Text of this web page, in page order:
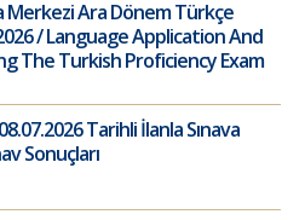
Merkezi Ara Dönem Türkçe
/ Language Application And
The Turkish Proficiency Exam
Tarihli İlanla Sınava
Sonuçları